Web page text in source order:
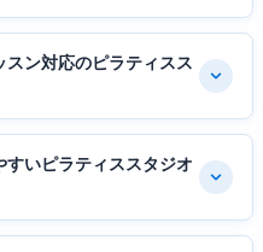
ン対応のピラティスス
いピラティススタジオ